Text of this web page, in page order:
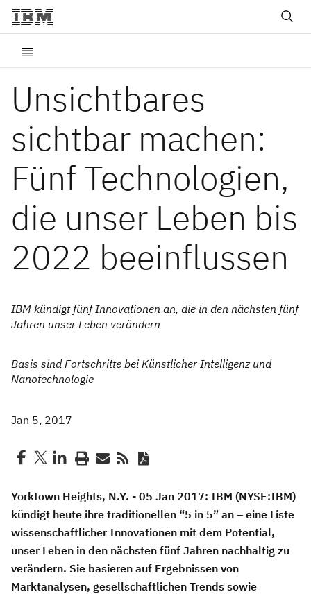
Unsichtbares
sichtbar machen:
Fünf Technologien,
die unser Leben bis
2022 beeinflussen
IBM kündigt fünf Innovationen an, die in den nächsten fünf
Jahren unser Leben verändern
Basis sind Fortschritte bei Künstlicher Intelligenz und
Nanotechnologie
Jan 5, 2017
Yorktown Heights, N.Y. - 05 Jan 2017: IBM (NYSE:IBM)
kündigt heute ihre traditionellen “5 in 5” an – eine Liste
wissenschaftlicher Innovationen mit dem Potential,
unser Leben in den nächsten fünf Jahren nachhaltig zu
verändern. Sie basieren auf Ergebnissen von
Marktanalysen, gesellschaftlichen Trends sowie